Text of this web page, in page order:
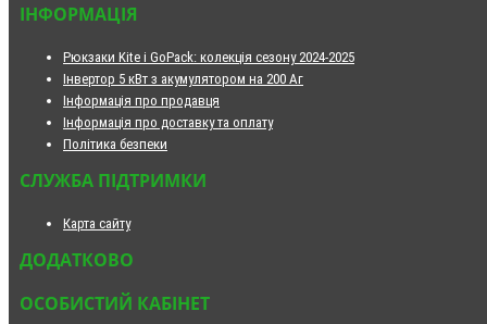
ІНФОРМАЦІЯ
Рюкзаки Kite і GoPack: колекція сезону 2024-2025
Інвертор 5 кВт з акумулятором на 200 Аг
Інформація про продавця
Інформація про доставку та оплату
Політика безпеки
СЛУЖБА ПІДТРИМКИ
Карта сайту
ДОДАТКОВО
ОСОБИСТИЙ КАБІНЕТ